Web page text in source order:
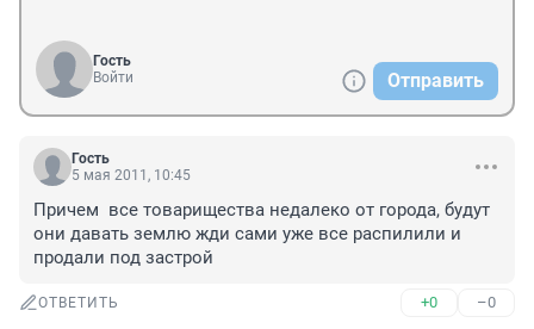
Гость
Войти
Отправить
Гость
5 мая 2011, 10:45
Причем  все товарищества недалеко от города, будут
они давать землю жди сами уже все распилили и
продали под застрой
ОТВЕТИТЬ +0 –0